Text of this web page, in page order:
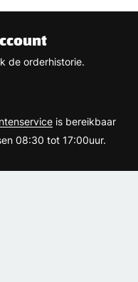
de orderhistorie.
is bereikbaar
08:30 tot 17:00uur.